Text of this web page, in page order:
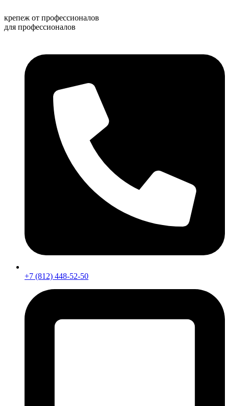
к
содержимому
крепеж от профессионалов
для профессионалов
+7 (812) 448-52-50